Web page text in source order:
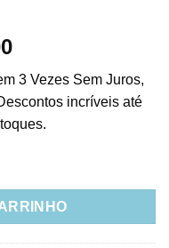
3 Vezes Sem Juros,
incríveis até
Cristal Ródio Branco